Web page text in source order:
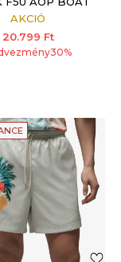
F5U
AKCIÓ
20.799 Ft
30%